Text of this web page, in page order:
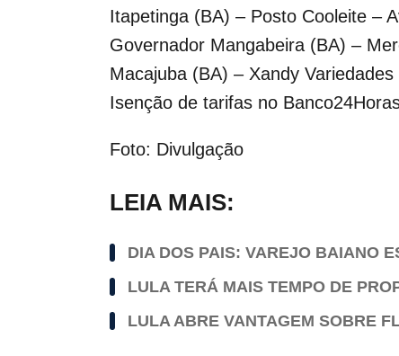
Itapetinga (BA) – Posto Cooleite –
Governador Mangabeira (BA) –
Macajuba (BA) – Xandy
Isenção de tarifas no
Foto: Divulgação
LEIA MAIS:
DIA DOS PAIS: VAREJO BAIANO
LULA TERÁ MAIS TEMPO DE
LULA ABRE VANTAGEM SOBRE